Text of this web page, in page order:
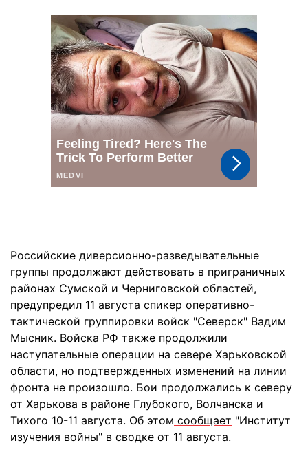
Российские диверсионно-разведывательные
группы продолжают действовать в приграничных
районах Сумской и Черниговской областей,
предупредил 11 августа спикер оперативно-
тактической группировки войск "Северск" Вадим
Мысник. Войска РФ также продолжили
наступательные операции на севере Харьковской
области, но подтвержденных изменений на линии
фронта не произошло. Бои продолжались к северу
от Харькова в районе Глубокого, Волчанска и
Тихого 10-11 августа. Об этом сообщает "Институт
изучения войны" в сводке от 11 августа.